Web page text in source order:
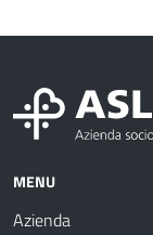
MENU
Azienda